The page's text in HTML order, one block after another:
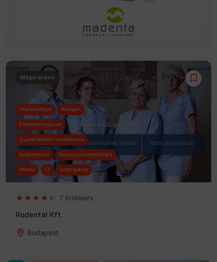
Magánpraxis
Implantológia Röntgen
Esztétikai fogászat
Gyökérkezelés / endodoncia
Szájsebészet Fogágy parodontológia
Altatás CT Szájhigiénia
7 Értékelés
Rodental Kft.
Budapest